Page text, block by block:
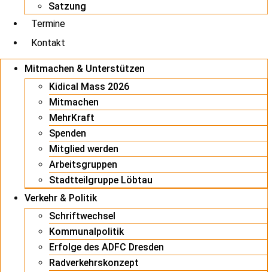
Satzung
Termine
Kontakt
Mitmachen & Unterstützen
Kidical Mass 2026
Mitmachen
MehrKraft
Spenden
Mitglied werden
Arbeitsgruppen
Stadtteilgruppe Löbtau
Verkehr & Politik
Schriftwechsel
Kommunalpolitik
Erfolge des ADFC Dresden
Radverkehrskonzept